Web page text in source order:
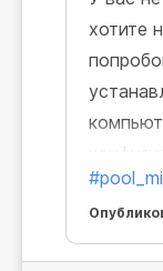
хотите
бы
чем